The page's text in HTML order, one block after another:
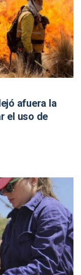
afuera la
el uso de